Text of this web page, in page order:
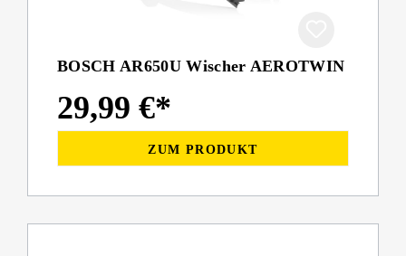
BOSCH AR650U Wischer AEROTWIN
29,99 €*
ZUM PRODUKT